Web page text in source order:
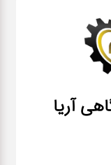
آریا